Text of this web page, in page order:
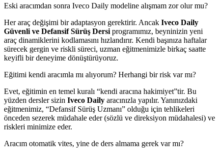
Eski aracımdan sonra Iveco Daily modeline alışmam zor olur mu?
Her araç değişimi bir adaptasyon gerektirir. Ancak Iveco Daily
Güvenli ve Defansif Sürüş Dersi programımız, beyninizin yeni
araç dinamiklerini kodlamasını hızlandırır. Kendi başınıza haftalar
sürecek gergin ve riskli süreci, uzman eğitmenimizle birkaç saatte
keyifli bir deneyime dönüştürüyoruz.
Eğitimi kendi aracımla mı alıyorum? Herhangi bir risk var mı?
Evet, eğitimin en temel kuralı “kendi aracına hakimiyet”tir. Bu
yüzden dersler sizin Iveco Daily aracınızla yapılır. Yanınızdaki
eğitmenimiz, “Defansif Sürüş Uzmanı” olduğu için tehlikeleri
önceden sezerek müdahale eder (sözlü ve direksiyon müdahalesi) ve
riskleri minimize eder.
Aracım otomatik vites, yine de ders almama gerek var mı?